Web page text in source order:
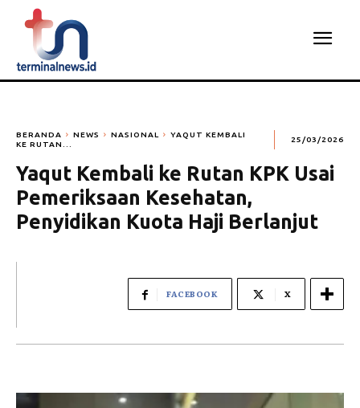
BERANDA NEWS NASIONAL
YAQUT KEMBALI
KE RUTAN...
25/03/2026
Yaqut Kembali ke Rutan KPK Usai
Pemeriksaan Kesehatan,
Penyidikan Kuota Haji Berlanjut
FACEBOOK X